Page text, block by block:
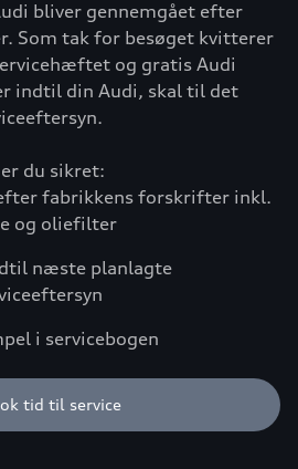
bliver gennemgået efter
Som tak for besøget kvitterer
og gratis Audi
indtil din Audi, skal til det
du sikret:
fabrikkens forskrifter inkl.
og oliefilter
næste planlagte
i servicebogen
tid til service